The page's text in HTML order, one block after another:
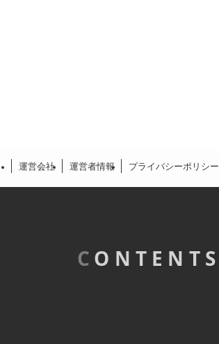
運営会社 運営者情報 プライバシーポリシー
C ONTENTS